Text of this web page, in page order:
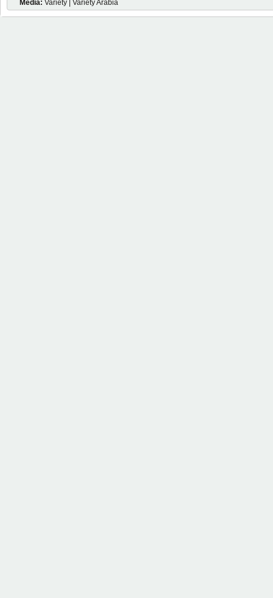
Media: Variety | Variety Arabia